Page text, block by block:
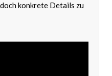
konkrete Details zu